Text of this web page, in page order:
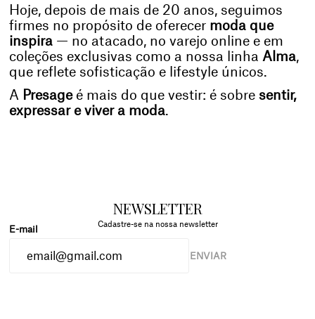
Hoje, depois de mais de 20 anos, seguimos
firmes no propósito de oferecer moda que
inspira — no atacado, no varejo online e em
coleções exclusivas como a nossa linha Alma,
que reflete sofisticação e lifestyle únicos.
A Presage é mais do que vestir: é sobre sentir,
expressar e viver a moda.
NEWSLETTER
Cadastre-se na nossa newsletter
ENVIAR